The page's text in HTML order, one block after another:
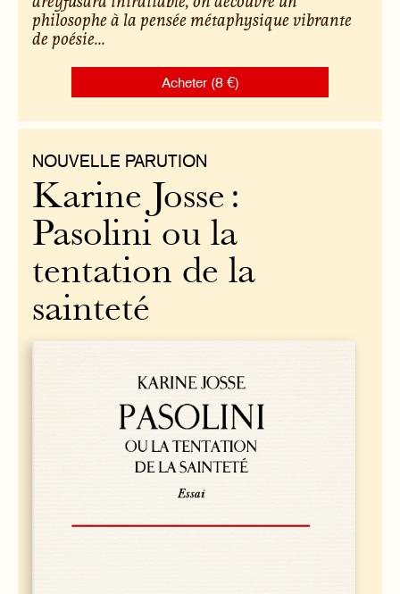
philosophe à la pensée métaphysique vibrante
de poésie...
Acheter (8 €)
NOUVELLE PARUTION
Karine Josse :
Pasolini ou la
tentation de la
sainteté